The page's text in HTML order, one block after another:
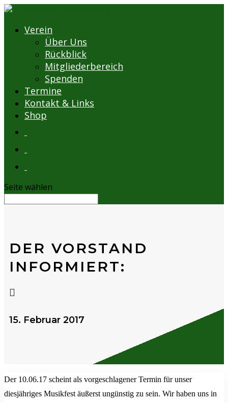
Verein
Über Uns
Rückblick
Mitgliederbereich
Spenden
Termine
Kontakt & Links
Shop
Seite wählen
DER VORSTAND
INFORMIERT:

15. Februar 2017
Der 10.06.17 scheint als vorgeschlagener Termin für unser
diesjähriges Musikfest äußerst ungünstig zu sein. Wir haben uns in